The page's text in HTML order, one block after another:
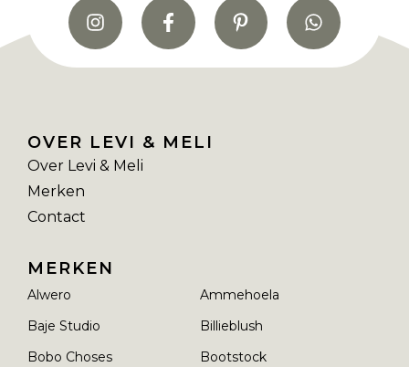
OVER LEVI & MELI
Over Levi & Meli
Merken
Contact
MERKEN
Alwero
Ammehoela
Baje Studio
Billieblush
Bobo Choses
Bootstock